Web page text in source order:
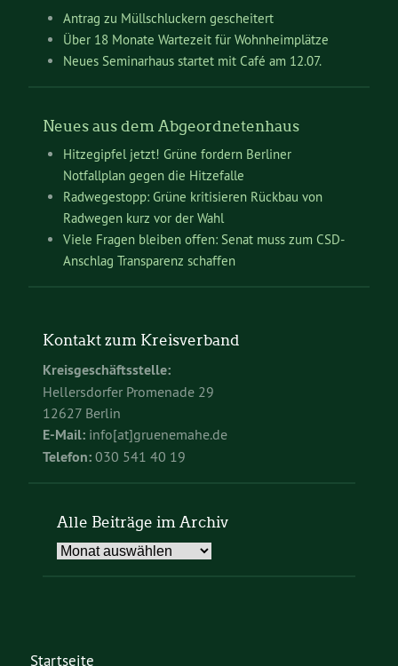
Antrag zu Müllschluckern gescheitert
Über 18 Monate Wartezeit für Wohnheimplätze
Neues Seminarhaus startet mit Café am 12.07.
Neues aus dem Abgeordnetenhaus
Hitzegipfel jetzt! Grüne fordern Berliner
Notfallplan gegen die Hitzefalle
Radwegestopp: Grüne kritisieren Rückbau von
Radwegen kurz vor der Wahl
Viele Fragen bleiben offen: Senat muss zum CSD-
Anschlag Transparenz schaffen
Kontakt zum Kreisverband
Kreisgeschäftsstelle:
Hellersdorfer Promenade 29
12627 Berlin
E-Mail: info[at]gruenemahe.de
Telefon: 030 541 40 19
Alle Beiträge im Archiv
Alle
Startseite